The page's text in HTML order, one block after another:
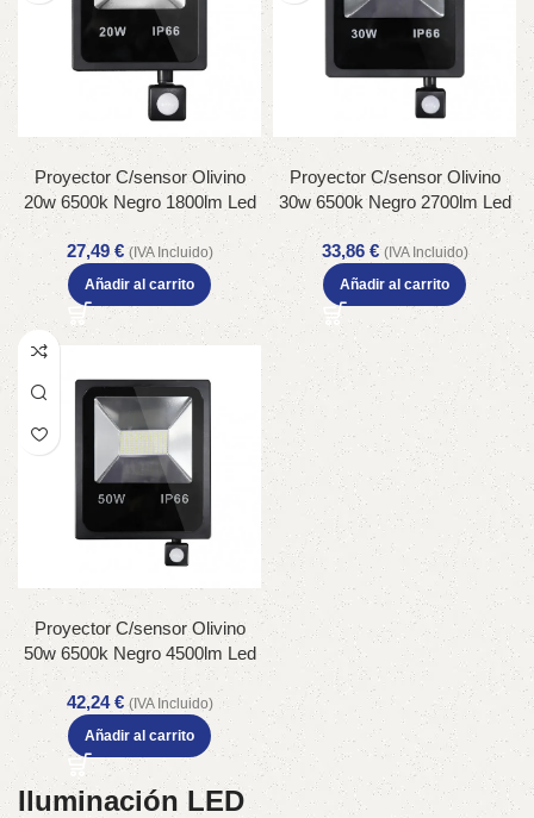
Proyector C/sensor Olivino
20w 6500k Negro 1800lm Led
Sm Ip66 23,5×15,5×5 Cm
27,49€ (IVA Incluido)
Añadir al carrito
Proyector C/sensor Olivino
30w 6500k Negro 2700lm Led
Sm Ip66 27,5×19,5×6 Cm
33,86 € (IVA Incluido)
Añadir al carrito
Proyector C/sensor Olivino
50w 6500k Negro 4500lm Led
Sm Ip66 33,5x24x6 Cm
42,24€ (IVA Incluido)
Añadir al carrito
Iluminación LED